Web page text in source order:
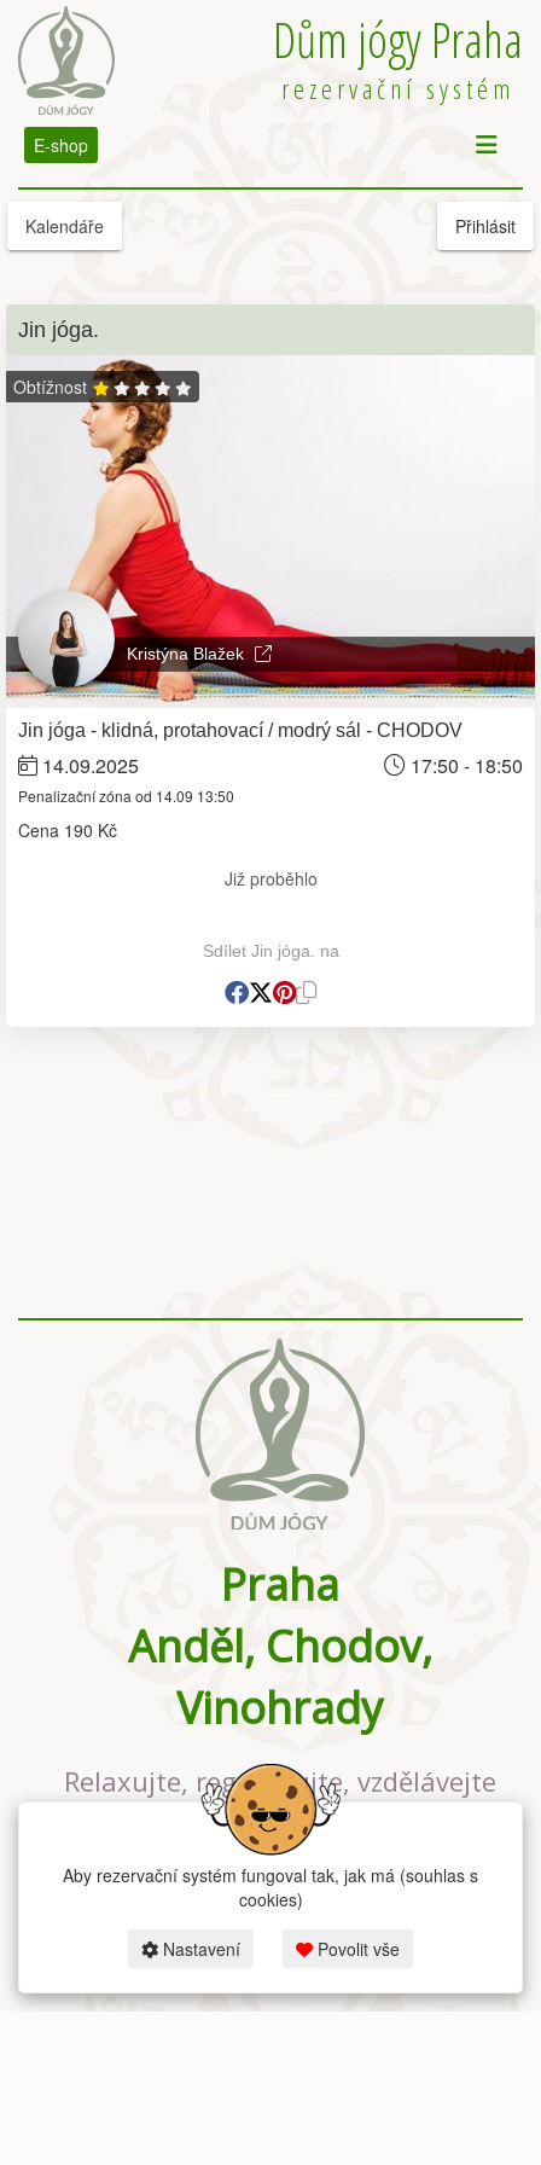
Dům jógy Praha
rezervační systém
E-shop
Kalendáře Přihlásit
Jin jóga.
Obtížnost
Kristýna Blažek
Jin jóga - klidná, protahovací / modrý sál - CHODOV
14.09.2025 17:50 - 18:50
Penalizační zóna od 14.09 13:50
Cena 190 Kč
Již proběhlo
Sdílet Jin jóga. na
Praha
Anděl, Chodov,
Vinohrady
Relaxujte, regenerujte, vzdělávejte
se v největším jógovém studiu v
Praze
Aby rezervační systém fungoval tak, jak má (souhlas s
cookies)
Nastavení Povolit vše